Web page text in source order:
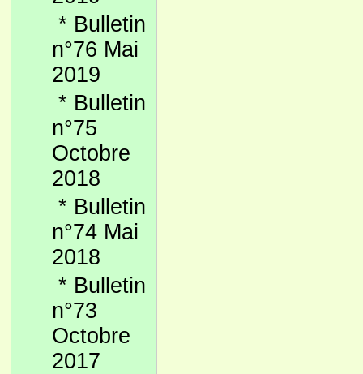
* Bulletin
n°76 Mai
2019
* Bulletin
n°75
Octobre
2018
* Bulletin
n°74 Mai
2018
* Bulletin
n°73
Octobre
2017